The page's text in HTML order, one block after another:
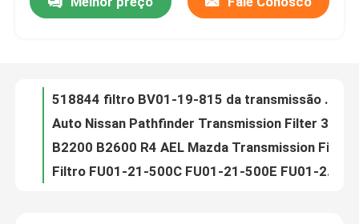
Controle da qualidade
Contacte-nos
518844 filtro BV01-19-815 da transmissão de B2600 E4N71B Mazda para carros
Filtro F32Z-7A098-A F32Z-7A098-AA FU9A-21-500 da transmissão de Mazda dos milênio
FN4A-EL Mazda 5 filtro FN01-21-500 XS4Z-7A098-AB XS4Z-7A098-AC de 6 transmissões